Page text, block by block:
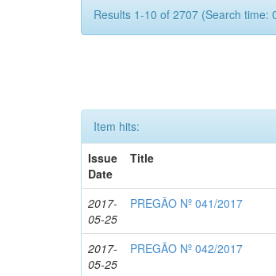
Results 1-10 of 2707 (Search time:
Item hits:
Issue
Date
Title
2017-
05-25
PREGÃO Nº 041/2017
2017-
05-25
PREGÃO Nº 042/2017